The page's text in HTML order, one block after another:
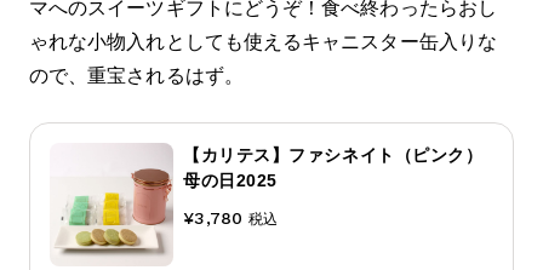
マへのスイーツギフトにどうぞ！食べ終わったらおし
ゃれな小物入れとしても使えるキャニスター缶入りな
ので、重宝されるはず。
【カリテス】ファシネイト（ピンク）
母の日2025
¥3,780 税込